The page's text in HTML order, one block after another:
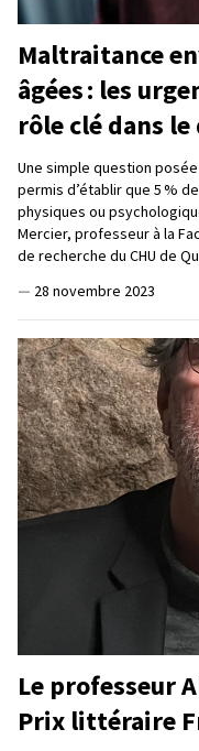
Maltraitance
âgées : les
rôle clé dans
Une simple question
permis d’établir que 5 %
physiques ou
Mercier, professeur à la
de recherche du CHU de
— 28 novembre 2023
Le professeur
Prix littéraire